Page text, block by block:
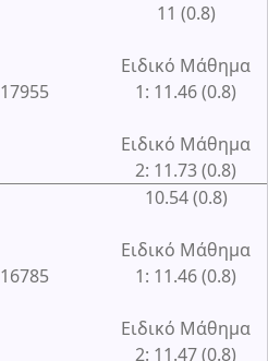
17955
11 (0.8)
Ειδικό Μάθημα
1: 11.46 (0.8)
Ειδικό Μάθημα
2: 11.73 (0.8)
16785
10.54 (0.8)
Ειδικό Μάθημα
1: 11.46 (0.8)
Ειδικό Μάθημα
2: 11.47 (0.8)